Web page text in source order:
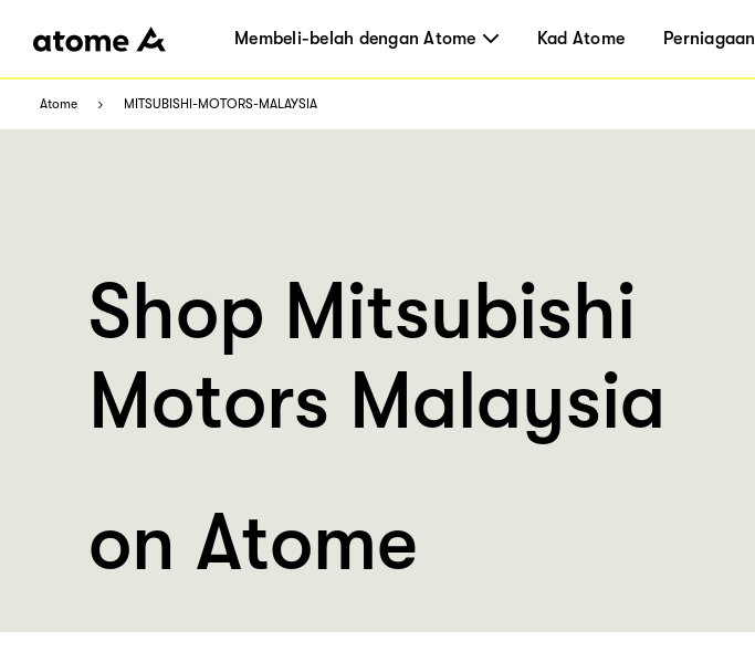
Membeli-belah dengan Atome Kad Atome Perniagaan
Atome MITSUBISHI-MOTORS-MALAYSIA
Shop Mitsubishi
Motors Malaysia
on Atome